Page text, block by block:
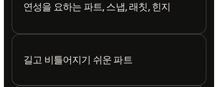
연성을 요하는 파트, 스냅, 래칫, 힌지
길고 비틀어지기 쉬운 파트